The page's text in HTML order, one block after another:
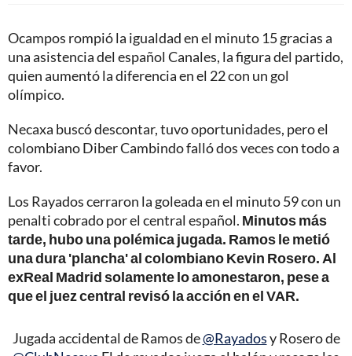
Ocampos rompió la igualdad en el minuto 15 gracias a
una asistencia del español Canales, la figura del partido,
quien aumentó la diferencia en el 22 con un gol
olímpico.
Necaxa buscó descontar, tuvo oportunidades, pero el
colombiano Diber Cambindo falló dos veces con todo a
favor.
Los Rayados cerraron la goleada en el minuto 59 con un
penalti cobrado por el central español. Minutos más
tarde, hubo una polémica jugada. Ramos le metió
una dura 'plancha' al colombiano Kevin Rosero. Al
exReal Madrid solamente lo amonestaron, pese a
que el juez central revisó la acción en el VAR.
Jugada accidental de Ramos de@Rayadosy Rosero de